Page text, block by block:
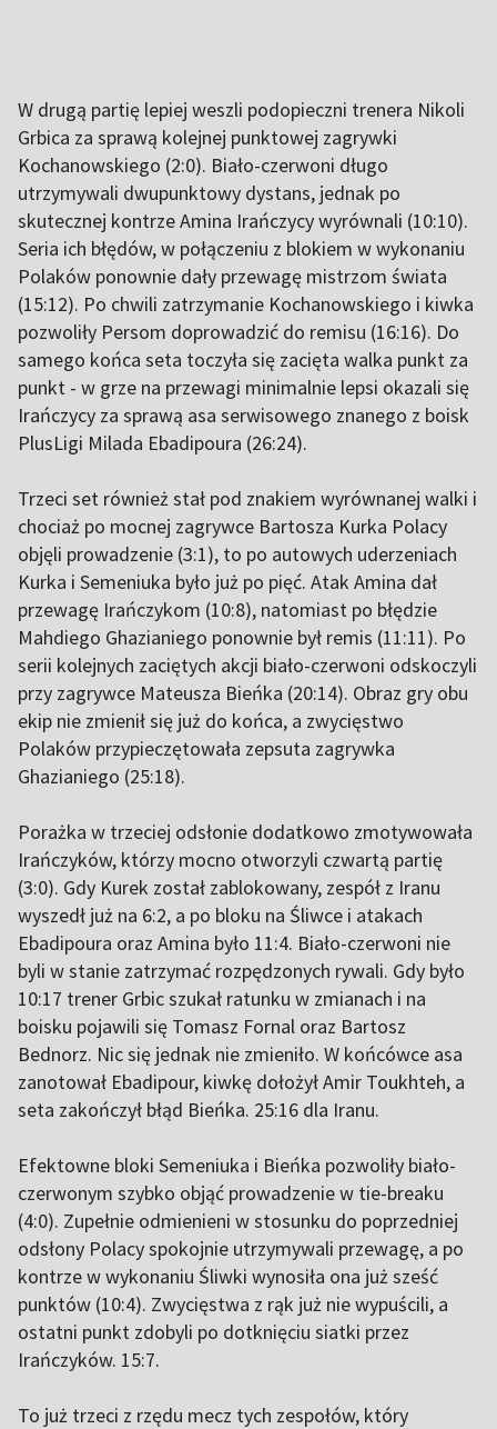
W drugą partię lepiej weszli podopieczni trenera Nikoli
Grbica za sprawą kolejnej punktowej zagrywki
Kochanowskiego (2:0). Biało-czerwoni długo
utrzymywali dwupunktowy dystans, jednak po
skutecznej kontrze Amina Irańczycy wyrównali (10:10).
Seria ich błędów, w połączeniu z blokiem w wykonaniu
Polaków ponownie dały przewagę mistrzom świata
(15:12). Po chwili zatrzymanie Kochanowskiego i kiwka
pozwoliły Persom doprowadzić do remisu (16:16). Do
samego końca seta toczyła się zacięta walka punkt za
punkt - w grze na przewagi minimalnie lepsi okazali się
Irańczycy za sprawą asa serwisowego znanego z boisk
PlusLigi Milada Ebadipoura (26:24).
Trzeci set również stał pod znakiem wyrównanej walki i
chociaż po mocnej zagrywce Bartosza Kurka Polacy
objęli prowadzenie (3:1), to po autowych uderzeniach
Kurka i Semeniuka było już po pięć. Atak Amina dał
przewagę Irańczykom (10:8), natomiast po błędzie
Mahdiego Ghazianiego ponownie był remis (11:11). Po
serii kolejnych zaciętych akcji biało-czerwoni odskoczyli
przy zagrywce Mateusza Bieńka (20:14). Obraz gry obu
ekip nie zmienił się już do końca, a zwycięstwo
Polaków przypieczętowała zepsuta zagrywka
Ghazianiego (25:18).
Porażka w trzeciej odsłonie dodatkowo zmotywowała
Irańczyków, którzy mocno otworzyli czwartą partię
(3:0). Gdy Kurek został zablokowany, zespół z Iranu
wyszedł już na 6:2, a po bloku na Śliwce i atakach
Ebadipoura oraz Amina było 11:4. Biało-czerwoni nie
byli w stanie zatrzymać rozpędzonych rywali. Gdy było
10:17 trener Grbic szukał ratunku w zmianach i na
boisku pojawili się Tomasz Fornal oraz Bartosz
Bednorz. Nic się jednak nie zmieniło. W końcówce asa
zanotował Ebadipour, kiwkę dołożył Amir Toukhteh, a
seta zakończył błąd Bieńka. 25:16 dla Iranu.
Efektowne bloki Semeniuka i Bieńka pozwoliły biało-
czerwonym szybko objąć prowadzenie w tie-breaku
(4:0). Zupełnie odmienieni w stosunku do poprzedniej
odsłony Polacy spokojnie utrzymywali przewagę, a po
kontrze w wykonaniu Śliwki wynosiła ona już sześć
punktów (10:4). Zwycięstwa z rąk już nie wypuścili, a
ostatni punkt zdobyli po dotknięciu siatki przez
Irańczyków. 15:7.
To już trzeci z rzędu mecz tych zespołów, który